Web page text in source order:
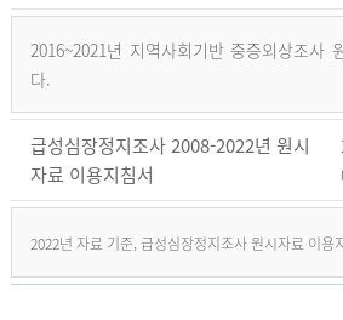
2016~2021년 지역사회기반 중증외상조사
다.
급성심장정지조사 2008-2022년 원시
자료 이용지침서
2022년 자료 기준, 급성심장정지조사 원시자료 이용